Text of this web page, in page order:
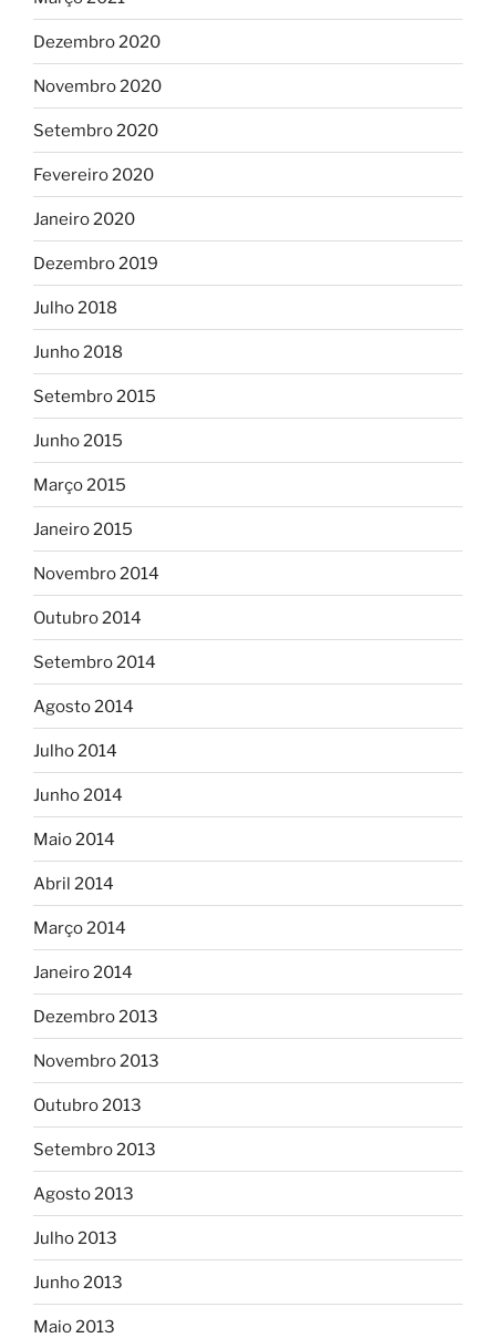
Dezembro 2020
Novembro 2020
Setembro 2020
Fevereiro 2020
Janeiro 2020
Dezembro 2019
Julho 2018
Junho 2018
Setembro 2015
Junho 2015
Março 2015
Janeiro 2015
Novembro 2014
Outubro 2014
Setembro 2014
Agosto 2014
Julho 2014
Junho 2014
Maio 2014
Abril 2014
Março 2014
Janeiro 2014
Dezembro 2013
Novembro 2013
Outubro 2013
Setembro 2013
Agosto 2013
Julho 2013
Junho 2013
Maio 2013